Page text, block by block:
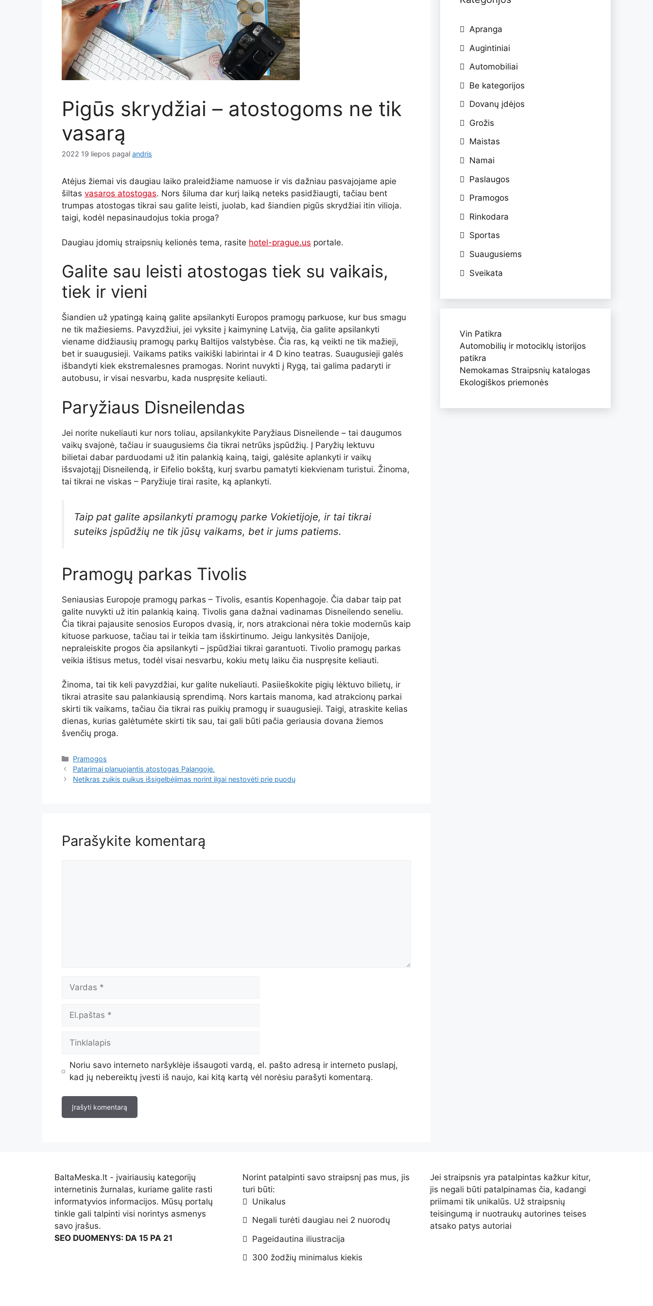
Pigūs skrydžiai – atostogoms ne tik
vasarą
2022 19 liepos pagal andris
Atėjus žiemai vis daugiau laiko praleidžiame namuose ir vis dažniau pasvajojame apie
šiltas vasaros atostogas. Nors šiluma dar kurį laiką neteks pasidžiaugti, tačiau bent
trumpas atostogas tikrai sau galite leisti, juolab, kad šiandien pigūs skrydžiai itin vilioja.
taigi, kodėl nepasinaudojus tokia proga?
Daugiau įdomių straipsnių kelionės tema, rasite hotel-prague.us portale.
Galite sau leisti atostogas tiek su vaikais,
tiek ir vieni
Šiandien už ypatingą kainą galite apsilankyti Europos pramogų parkuose, kur bus smagu
ne tik mažiesiems. Pavyzdžiui, jei vyksite į kaimyninę Latviją, čia galite apsilankyti
viename didžiausių pramogų parkų Baltijos valstybėse. Čia ras, ką veikti ne tik mažieji,
bet ir suaugusieji. Vaikams patiks vaikiški labirintai ir 4 D kino teatras. Suaugusieji galės
išbandyti kiek ekstremalesnes pramogas. Norint nuvykti į Rygą, tai galima padaryti ir
autobusu, ir visai nesvarbu, kada nuspręsite keliauti.
Paryžiaus Disneilendas
Jei norite nukeliauti kur nors toliau, apsilankykite Paryžiaus Disneilende – tai daugumos
vaikų svajonė, tačiau ir suaugusiems čia tikrai netrūks įspūdžių. Į Paryžių lektuvu
bilietai dabar parduodami už itin palankią kainą, taigi, galėsite aplankyti ir vaikų
išsvajotąjį Disneilendą, ir Eifelio bokštą, kurį svarbu pamatyti kiekvienam turistui. Žinoma,
tai tikrai ne viskas – Paryžiuje tirai rasite, ką aplankyti.
Taip pat galite apsilankyti pramogų parke Vokietijoje, ir tai tikrai
suteiks įspūdžių ne tik jūsų vaikams, bet ir jums patiems.
Pramogų parkas Tivolis
Seniausias Europoje pramogų parkas – Tivolis, esantis Kopenhagoje. Čia dabar taip pat
galite nuvykti už itin palankią kainą. Tivolis gana dažnai vadinamas Disneilendo seneliu.
Čia tikrai pajausite senosios Europos dvasią, ir, nors atrakcionai nėra tokie modernūs kaip
kituose parkuose, tačiau tai ir teikia tam išskirtinumo. Jeigu lankysitės Danijoje,
nepraleiskite progos čia apsilankyti – įspūdžiai tikrai garantuoti. Tivolio pramogų parkas
veikia ištisus metus, todėl visai nesvarbu, kokiu metų laiku čia nuspręsite keliauti.
Žinoma, tai tik keli pavyzdžiai, kur galite nukeliauti. Pasiieškokite pigių lėktuvo bilietų, ir
tikrai atrasite sau palankiausią sprendimą. Nors kartais manoma, kad atrakcionų parkai
skirti tik vaikams, tačiau čia tikrai ras puikių pramogų ir suaugusieji. Taigi, atraskite kelias
dienas, kurias galėtumėte skirti tik sau, tai gali būti pačia geriausia dovana žiemos
švenčių proga.
Pramogos
Patarimai planuojantis atostogas Palangoje.
Netikras zuikis puikus išsigelbėjimas norint ilgai nestovėti prie puodų
Parašykite komentarą
Noriu savo interneto naršyklėje išsaugoti vardą, el. pašto adresą ir interneto puslapį,
kad jų nebereiktų įvesti iš naujo, kai kitą kartą vėl norėsiu parašyti komentarą.
Apranga
Augintiniai
Automobiliai
Be kategorijos
Dovanų įdėjos
Grožis
Maistas
Namai
Paslaugos
Pramogos
Rinkodara
Sportas
Suaugusiems
Sveikata
Vin Patikra
Automobilių ir motociklų istorijos
patikra
Nemokamas Straipsnių katalogas
Ekologiškos priemonės
BaltaMeska.lt - įvairiausių kategorijų
internetinis žurnalas, kuriame galite rasti
informatyvios informacijos. Mūsų portalų
tinkle gali talpinti visi norintys asmenys
savo įrašus.
SEO DUOMENYS: DA 15 PA 21
Norint patalpinti savo straipsnį pas mus, jis
turi būti:
Unikalus
Negali turėti daugiau nei 2 nuorodų
Pageidautina iliustracija
300 žodžių minimalus kiekis
Jei straipsnis yra patalpintas kažkur kitur,
jis negali būti patalpinamas čia, kadangi
priimami tik unikalūs. Už straipsnių
teisingumą ir nuotraukų autorines teises
atsako patys autoriai